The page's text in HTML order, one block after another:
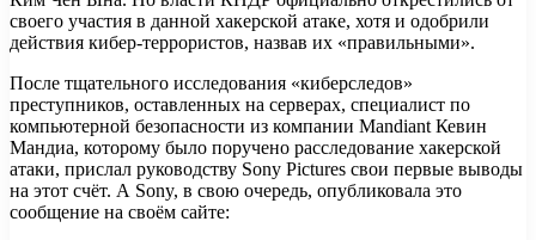
своего участия в данной хакерской атаке, хотя и одобрили
действия кибер-террористов, назвав их «правильными».
После тщательного исследования «киберследов»
преступников, оставленных на серверах, специалист по
компьютерной безопасности из компании Mandiant Кевин
Мандиа, которому было поручено расследование хакерской
атаки, прислал руководству Sony Pictures свои первые выводы
на этот счёт. А Sony, в свою очередь, опубликовала это
сообщение на своём сайте: